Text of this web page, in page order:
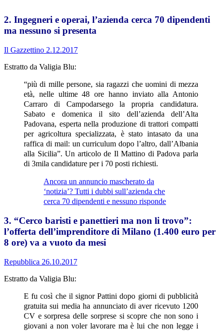
2. Ingegneri e operai, l’azienda cerca ​70 dipendenti
ma nessuno si presenta
Il Gazzettino 2.12.2017
Estratto da Valigia Blu:
“più di mille persone, sia ragazzi che uomini di mezza
età, nelle ultime 48 ore hanno inviato alla Antonio
Carraro di Campodarsego la propria candidatura.
Sabato e domenica il sito dell’azienda dell’Alta
Padovana, esperta nella produzione di trattori compatti
per agricoltura specializzata, è stato intasato da una
raffica di mail: un curriculum dopo l’altro, dall’Albania
alla Sicilia”. Un articolo de Il Mattino di Padova parla
di 3mila candidature per i 70 posti richiesti.
Ancora un annuncio mascherato da
‘notizia’? Tutti i dubbi sull’azienda che
cerca 70 dipendenti e nessuno risponde
3. “Cerco baristi e panettieri ma non li trovo”:
l’offerta dell’imprenditore di Milano (1.400 euro per
8 ore) va a vuoto da mesi
Repubblica 26.10.2017
Estratto da Valigia Blu:
E fu così che il signor Pattini dopo giorni di pubblicità
gratuita sui media ha annunciato di aver ricevuto 1200
CV e sorpresa delle sorprese si scopre che non sono i
giovani a non voler lavorare ma è lui che non legge i